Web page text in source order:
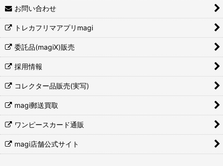
お問い合わせ
トレカフリマアプリmagi
委託品(magiX)販売
採用情報
コレクター品販売(実写)
magi郵送買取
ワンピースカード通販
magi店舗公式サイト